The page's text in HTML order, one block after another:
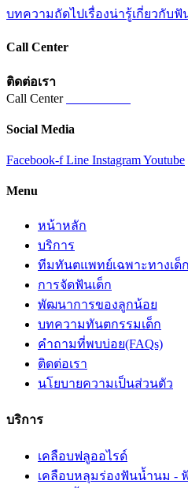
บทความถัดไปเรื่องน่ารู้เกี่ยวกับ
Call Center
ติดต่อเรา
Call Center
Social Media
Facebook-f Line InstagramYoutube
Menu
หน้าหลัก
บริการ
ทีมทันตแพทย์เฉพาะทางเด็ก
การจัดฟันเด็ก
พัฒนาการของลูกน้อย
บทความทันตกรรมเด็ก
คำถามที่พบบ่อย(FAQs)
ติดต่อเรา
นโยบายความเป็นส่วนตัว
บริการ
เคลือบฟลูออไรด์
เคลือบหลุมร่องฟันน้ำนม -